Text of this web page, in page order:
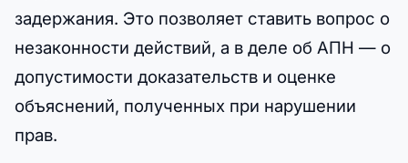
задержания. Это позволяет ставить вопрос о
незаконности действий, а в деле об АПН — о
допустимости доказательств и оценке
объяснений, полученных при нарушении
прав.